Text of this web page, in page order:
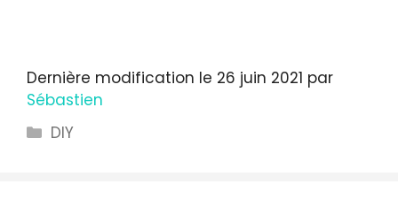
Dernière modification le 26 juin 2021 par
Sébastien
Catégories
DIY